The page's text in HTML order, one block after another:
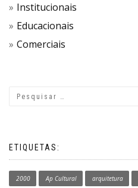
Institucionais
Educacionais
Comerciais
ETIQUETAS:
2000 Ap Cultural arquitetura